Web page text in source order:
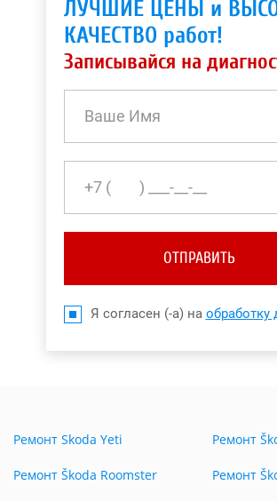
ЛУЧШИЕ ЦЕНЫ и
КАЧЕСТВО работ!
Записывайся на
ОТПРАВИТЬ
Я согласен (-а) на обработку
Ремонт Skoda Yeti
Ремонт Škoda Roomster
Ремонт
Ремонт